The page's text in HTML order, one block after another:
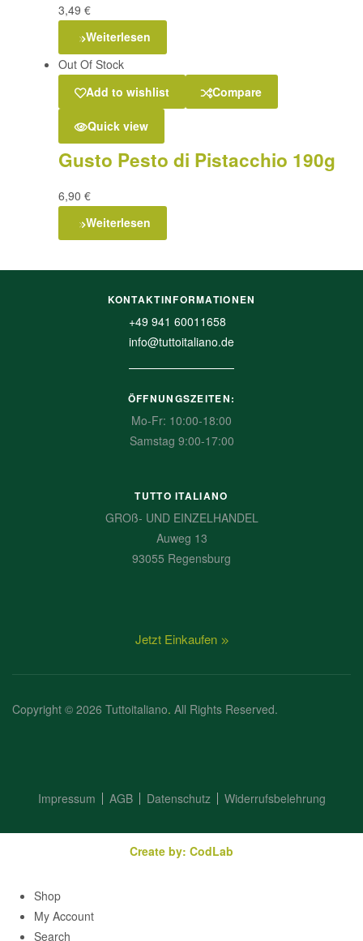
3,49 €
Weiterlesen
Out Of Stock
Add to wishlist
Compare
Quick view
Gusto Pesto di Pistacchio 190g
6,90 €
Weiterlesen
KONTAKTINFORMATIONEN
+49 941 60011658
info@tuttoitaliano.de
ÖFFNUNGSZEITEN:
Mo-Fr: 10:00-18:00
Samstag 9:00-17:00
TUTTO ITALIANO
GROß- UND EINZELHANDEL
Auweg 13
93055 Regensburg
Jetzt Einkaufen
Copyright © 2026 Tuttoitaliano. All Rights Reserved.
Impressum AGB Datenschutz Widerrufsbelehrung
Create by: CodLab
Shop
My Account
Search